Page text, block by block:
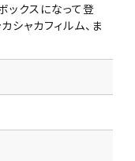
ックスになって登
シャカフィルム、ま